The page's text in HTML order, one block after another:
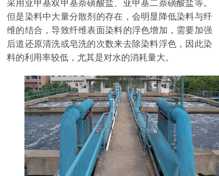
采用亚甲基双甲基萘磺酸盐、亚甲基二萘磺酸盐等。
但是染料中大量分散剂的存在，会明显降低染料与纤
维的结合，导致纤维表面染料的浮色增加，需要加强
后道还原清洗或皂洗的次数来去除染料浮色，因此染
料的利用率较低，尤其是对水的消耗量大。